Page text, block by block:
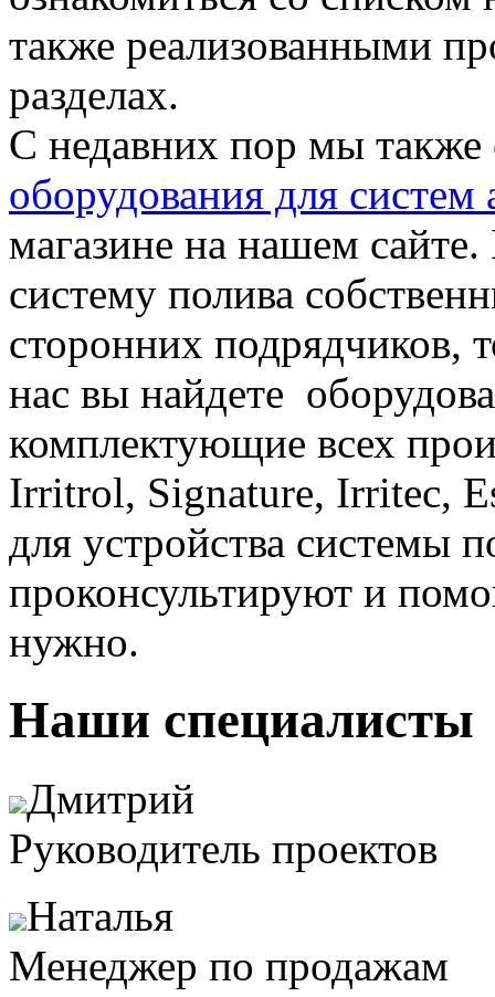
также реализованными
разделах.
С недавних пор мы
оборудования для систем
магазине на нашем
систему полива
сторонних подрядчиков,
нас вы найдете
комплектующие всех
Irritrol, Signature, Irritec,
для устройства системы
проконсультируют и
нужно.
Наши специалисты
Дмитрий
Руководитель проектов
Наталья
Менеджер по продажам